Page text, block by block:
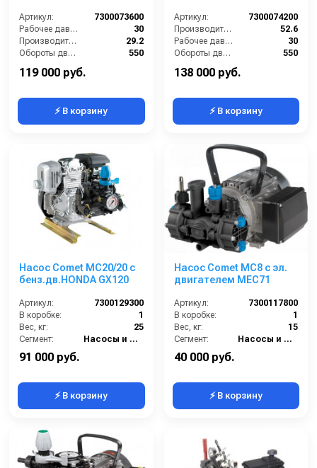
Артикул:
7300073600
Рабочее давление (бар):
30
Производительность (л/мин):
29.2
Обороты двигателя (об/мин):
550
119 000 руб.
⚡ В корзину
Артикул:
7300074200
Производительность (л/мин):
52.6
Рабочее давление (бар):
30
Обороты двигателя (об/мин):
550
138 000 руб.
⚡ В корзину
Насос Comet МC20/20 с
бенз.дв.HONDA GX120
Артикул:
7300129300
В коробке:
1
Вес, кг:
25
Сегмент:
Насосы и насосные станции
91 000 руб.
⚡ В корзину
Насос Comet МС8 с эл.
двигателем MEC71
Артикул:
7300117800
В коробке:
1
Вес, кг:
15
Сегмент:
Насосы и насосные станции
40 000 руб.
⚡ В корзину